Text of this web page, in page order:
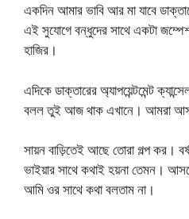
একদিন আমার ভাবি আর মা যাবে
এই সুযোগে বন্ধুদের সাথে একটা
হাজির।
এদিকে ডাক্তারের অ্যাপয়েন্টমেন্ট
বলল তুই আজ থাক এখানে। আমরা
সায়ন বাড়িতেই আছে তোরা গল্প কর।
ভাইয়ার সাথে কথাই হয়না তেমন।
আমি ওর সাথে কথা বলতাম না।